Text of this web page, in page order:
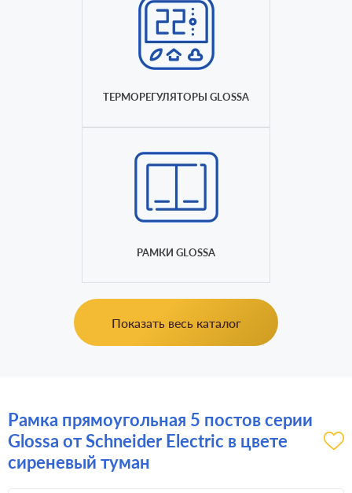
ТЕРМОРЕГУЛЯТОРЫ GLOSSA
РАМКИ GLOSSA
Показать весь каталог
Рамка прямоугольная 5 постов серии
Glossa от Schneider Electric в цвете
сиреневый туман